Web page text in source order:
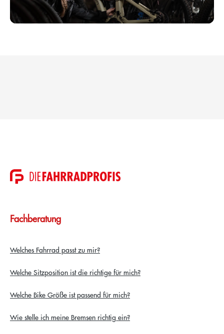
Fachberatung
Welches Fahrrad passt zu mir?
Welche Sitzposition ist die richtige für mich?
Welche Bike Größe ist passend für mich?
Wie stelle ich meine Bremsen richtig ein?